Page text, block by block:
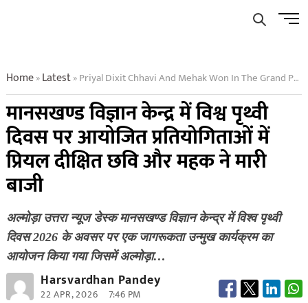
Menu
Home»Latest»Priyal Dixit Chhavi And Mehak Won In The Grand Program Competitions On World Earth Day At Manaskhand Science Centre
मानसखण्ड विज्ञान केन्द्र में विश्व पृथ्वी
दिवस पर आयोजित प्रतियोगिताओं में
प्रियल दीक्षित छवि और महक ने मारी
बाजी
अल्मोड़ा उत्तरा न्यूज डेस्क मानसखण्ड विज्ञान केन्द्र में विश्व पृथ्वी
दिवस 2026 के अवसर पर एक जागरूकता उन्मुख कार्यक्रम का
आयोजन किया गया जिसमें अल्मोड़ा…
Harsvardhan Pandey
22 APR, 2026 7:46 PM